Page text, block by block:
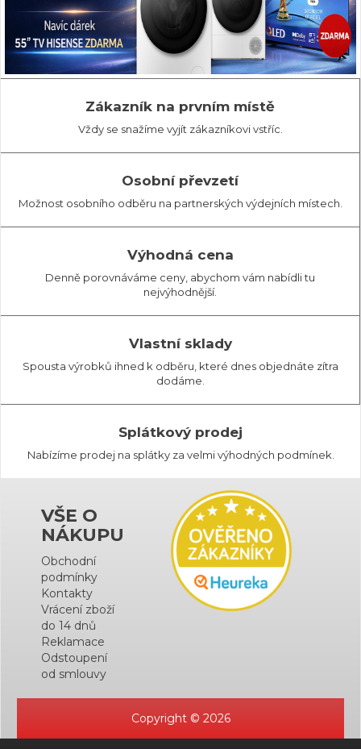
Zákazník na prvním místě
Vždy se snažíme vyjít zákazníkovi vstříc.
Osobní převzetí
Možnost osobního odběru na partnerských výdejních místech.
Výhodná cena
Denně porovnáváme ceny, abychom vám nabídli tu
nejvýhodnější.
Vlastní sklady
Spousta výrobků ihned k odběru, které dnes objednáte zítra
dodáme.
Splátkový prodej
Nabízíme prodej na splátky za velmi výhodných podmínek.
VŠE O
NÁKUPU
Obchodní
podmínky
Kontakty
Vrácení zboží
do 14 dnů
Reklamace
Odstoupení
od smlouvy
Copyright © 2026